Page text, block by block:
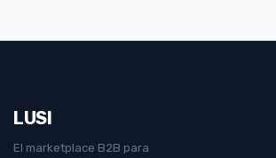
LUSI
El marketplace B2B para